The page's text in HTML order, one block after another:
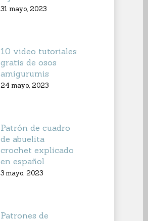
31 mayo, 2023
10 video tutoriales
gratis de osos
amigurumis
24 mayo, 2023
Patrón de cuadro
de abuelita
crochet explicado
en español
3 mayo, 2023
Patrones de